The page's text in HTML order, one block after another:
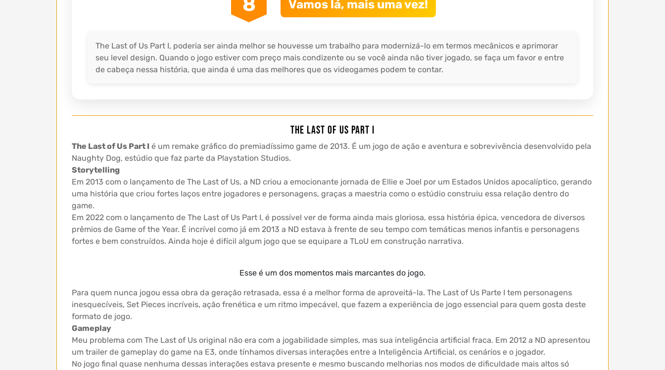
Vamos lá, mais uma vez!
The Last of Us Part I, poderia ser ainda melhor se houvesse um trabalho para modernizá-lo em termos mecânicos e aprimorar
seu level design. Quando o jogo estiver com preço mais condizente ou se você ainda não tiver jogado, se faça um favor e entre
de cabeça nessa história, que ainda é uma das melhores que os videogames podem te contar.
The Last of Us Part I
The Last of Us Part I é um remake gráfico do premiadíssimo game de 2013. É um jogo de ação e aventura e sobrevivência desenvolvido pela
Naughty Dog, estúdio que faz parte da Playstation Studios.
Storytelling
Em 2013 com o lançamento de The Last of Us, a ND criou a emocionante jornada de Ellie e Joel por um Estados Unidos apocalíptico, gerando
uma história que criou fortes laços entre jogadores e personagens, graças a maestria como o estúdio construiu essa relação dentro do
game.
Em 2022 com o lançamento de The Last of Us Part I, é possível ver de forma ainda mais gloriosa, essa história épica, vencedora de diversos
prêmios de Game of the Year. É incrível como já em 2013 a ND estava à frente de seu tempo com temáticas menos infantis e personagens
fortes e bem construídos. Ainda hoje é difícil algum jogo que se equipare a TLoU em construção narrativa.
Esse é um dos momentos mais marcantes do jogo.
Para quem nunca jogou essa obra da geração retrasada, essa é a melhor forma de aproveitá-la. The Last of Us Parte I tem personagens
inesquecíveis, Set Pieces incríveis, ação frenética e um ritmo impecável, que fazem a experiência de jogo essencial para quem gosta deste
formato de jogo.
Gameplay
Meu problema com The Last of Us original não era com a jogabilidade simples, mas sua inteligência artificial fraca. Em 2012 a ND apresentou
um trailer de gameplay do game na E3, onde tínhamos diversas interações entre a Inteligência Artificial, os cenários e o jogador.
No jogo final quase nenhuma dessas interações estava presente e mesmo buscando melhorias nos modos de dificuldade mais altos só